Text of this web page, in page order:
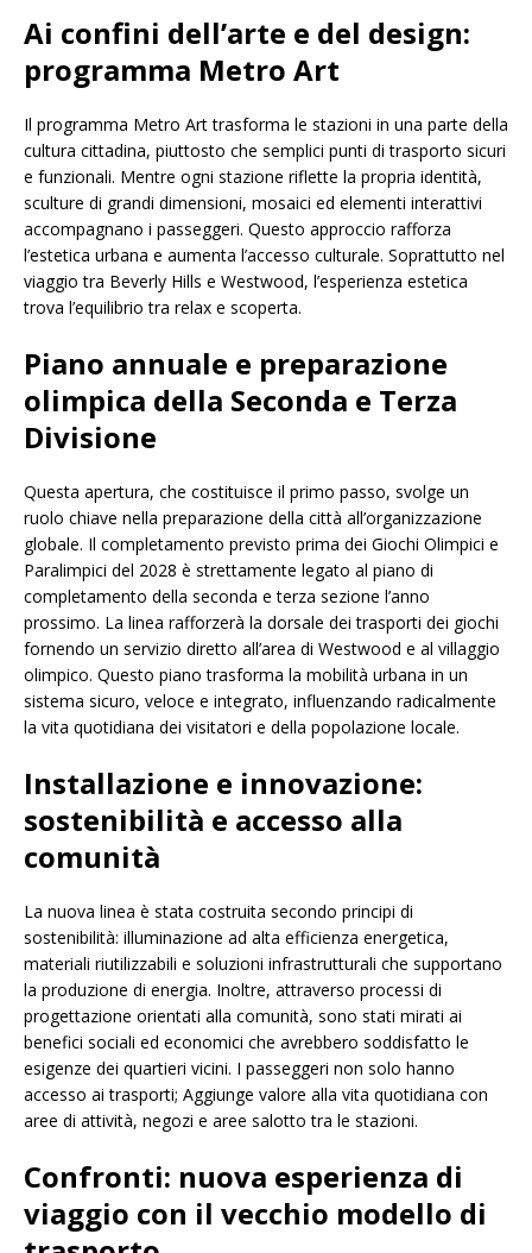
Ai confini dell’arte e del design:
programma Metro Art
Il programma Metro Art trasforma le stazioni in una parte della
cultura cittadina, piuttosto che semplici punti di trasporto sicuri
e funzionali. Mentre ogni stazione riflette la propria identità,
sculture di grandi dimensioni, mosaici ed elementi interattivi
accompagnano i passeggeri. Questo approccio rafforza
l’estetica urbana e aumenta l’accesso culturale. Soprattutto nel
viaggio tra Beverly Hills e Westwood, l’esperienza estetica
trova l’equilibrio tra relax e scoperta.
Piano annuale e preparazione
olimpica della Seconda e Terza
Divisione
Questa apertura, che costituisce il primo passo, svolge un
ruolo chiave nella preparazione della città all’organizzazione
globale. Il completamento previsto prima dei Giochi Olimpici e
Paralimpici del 2028 è strettamente legato al piano di
completamento della seconda e terza sezione l’anno
prossimo. La linea rafforzerà la dorsale dei trasporti dei giochi
fornendo un servizio diretto all’area di Westwood e al villaggio
olimpico. Questo piano trasforma la mobilità urbana in un
sistema sicuro, veloce e integrato, influenzando radicalmente
la vita quotidiana dei visitatori e della popolazione locale.
Installazione e innovazione:
sostenibilità e accesso alla
comunità
La nuova linea è stata costruita secondo principi di
sostenibilità: illuminazione ad alta efficienza energetica,
materiali riutilizzabili e soluzioni infrastrutturali che supportano
la produzione di energia. Inoltre, attraverso processi di
progettazione orientati alla comunità, sono stati mirati ai
benefici sociali ed economici che avrebbero soddisfatto le
esigenze dei quartieri vicini. I passeggeri non solo hanno
accesso ai trasporti; Aggiunge valore alla vita quotidiana con
aree di attività, negozi e aree salotto tra le stazioni.
Confronti: nuova esperienza di
viaggio con il vecchio modello di